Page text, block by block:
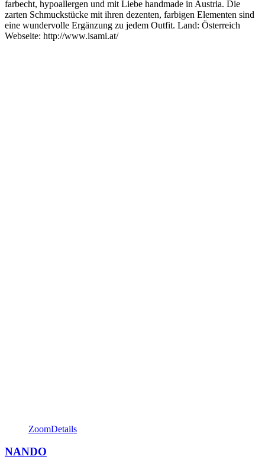
farbecht, hypoallergen und mit Liebe handmade in Austria. Die
zarten Schmuckstücke mit ihren dezenten, farbigen Elementen sind
eine wundervolle Ergänzung zu jedem Outfit. Land: Österreich
Webseite: http://www.isami.at/
ZoomDetails
NANDO